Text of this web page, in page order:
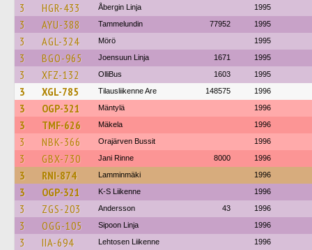
3 HGR-433 Åbergin Linja 1995
3 AYU-388 Tammelundin 77952 1995
3 AGL-324 Mörö 1995
3 BGO-965 Joensuun Linja 1671 1995
3 XFZ-132 OlliBus 1603 1995
3 XGL-785 Tilausliikenne Are 148575 1996
3 OGP-321 Mäntylä 1996
3 TMF-626 Mäkela 1996
3 NBK-366 Orajärven Bussit 1996
3 GBX-730 Jani Rinne 8000 1996
3 RNI-874 Lamminmäki 1996
3 OGP-321 K-S Liikenne 1996
3 ZGS-203 Andersson 43 1996
3 OGG-105 Sipoon Linja 1996
3 IIA-694 Lehtosen Liikenne 1996